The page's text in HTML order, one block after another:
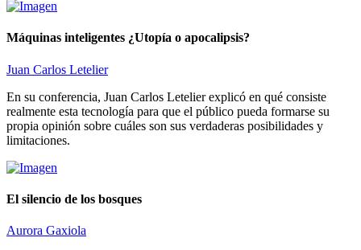
Máquinas inteligentes ¿Utopía o apocalipsis?
Juan Carlos Letelier
En su conferencia, Juan Carlos Letelier explicó en qué consiste
realmente esta tecnología para que el público pueda formarse su
propia opinión sobre cuáles son sus verdaderas posibilidades y
limitaciones.
El silencio de los bosques
Aurora Gaxiola